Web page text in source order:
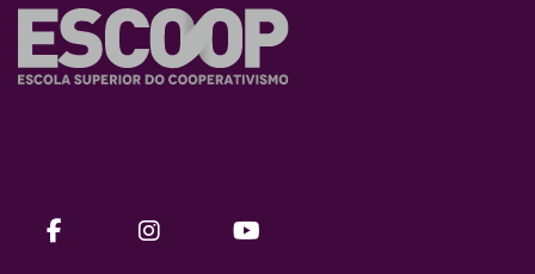
facebookinstagram